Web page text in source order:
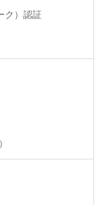
ク）認証